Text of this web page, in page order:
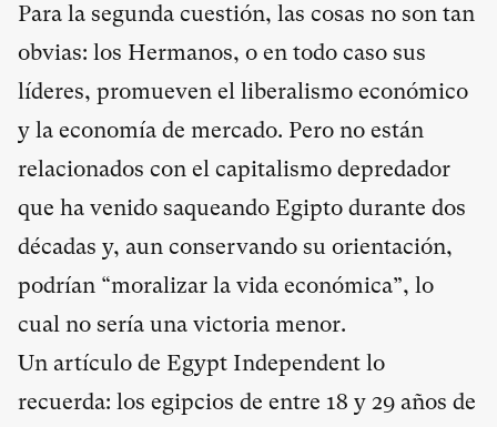
Para la segunda cuestión, las cosas no son tan
obvias: los Hermanos, o en todo caso sus
líderes, promueven el liberalismo económico
y la economía de mercado. Pero no están
relacionados con el capitalismo depredador
que ha venido saqueando Egipto durante dos
décadas y, aun conservando su orientación,
podrían “moralizar la vida económica”, lo
cual no sería una victoria menor.
Un artículo de Egypt Independent lo
recuerda: los egipcios de entre 18 y 29 años de